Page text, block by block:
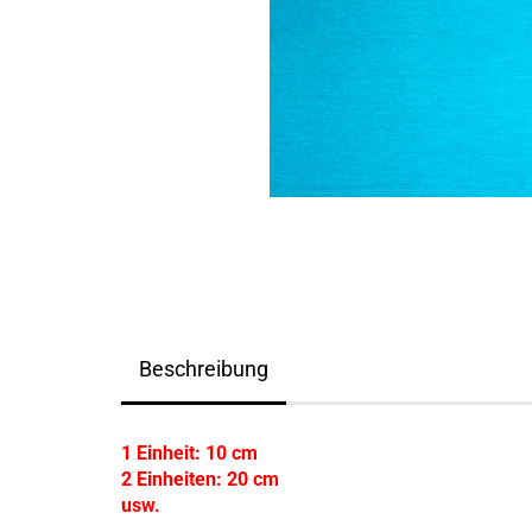
Beschreibung
1 Einheit: 10 cm
2 Einheiten: 20 cm
usw.